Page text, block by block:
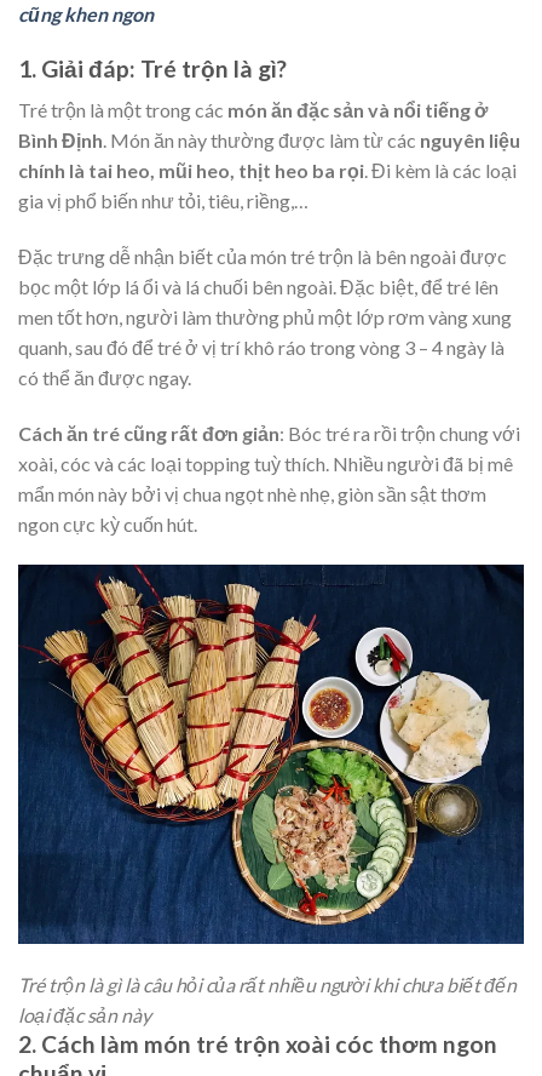
cũng khen ngon
1. Giải đáp: Tré trộn là gì?
Tré trộn là một trong các món ăn đặc sản và nổi tiếng ở
Bình Định. Món ăn này thường được làm từ các nguyên liệu
chính là tai heo, mũi heo, thịt heo ba rọi. Đi kèm là các loại
gia vị phổ biến như tỏi, tiêu, riềng,…
Đặc trưng dễ nhận biết của món tré trộn là bên ngoài được
bọc một lớp lá ổi và lá chuối bên ngoài. Đặc biệt, để tré lên
men tốt hơn, người làm thường phủ một lớp rơm vàng xung
quanh, sau đó để tré ở vị trí khô ráo trong vòng 3 – 4 ngày là
có thể ăn được ngay.
Cách ăn tré cũng rất đơn giản: Bóc tré ra rồi trộn chung với
xoài, cóc và các loại topping tuỳ thích. Nhiều người đã bị mê
mẩn món này bởi vị chua ngọt nhè nhẹ, giòn sần sật thơm
ngon cực kỳ cuốn hút.
Tré trộn là gì là câu hỏi của rất nhiều người khi chưa biết đến
loại đặc sản này
2. Cách làm món tré trộn xoài cóc thơm ngon